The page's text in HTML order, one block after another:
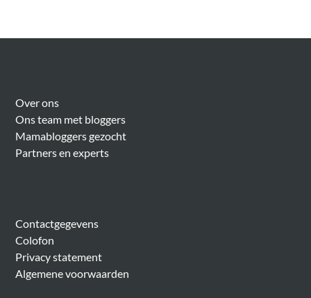
Over ons
Ons team met bloggers
Mamabloggers gezocht
Partners en experts
Contactgegevens
Colofon
Privacy statement
Algemene voorwaarden